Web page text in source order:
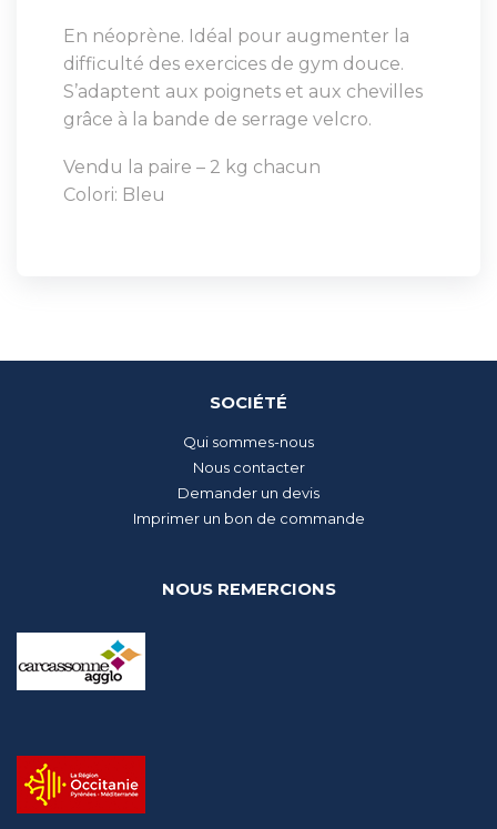
En néoprène. Idéal pour augmenter la
difficulté des exercices de gym douce.
S’adaptent aux poignets et aux chevilles
grâce à la bande de serrage velcro.
Vendu la paire – 2 kg chacun
Colori: Bleu
SOCIÉTÉ
Qui sommes-nous
Nous contacter
Demander un devis
Imprimer un bon de commande
NOUS REMERCIONS